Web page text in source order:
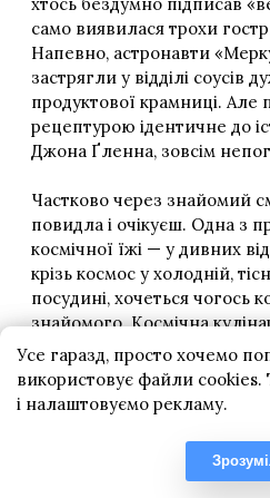
Усе гаразд, просто хочемо
використовує файли cookies.
і налаштовуємо рекламу.